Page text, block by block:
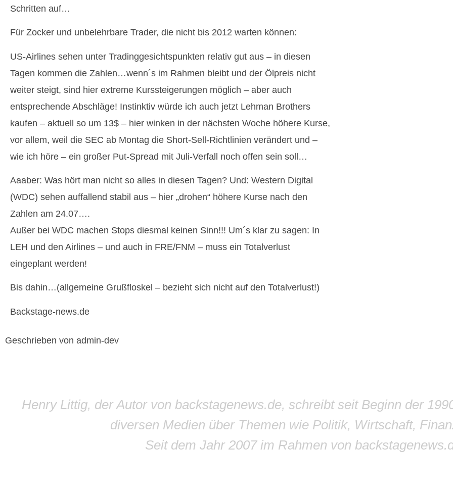
Schritten auf…
Für Zocker und unbelehrbare Trader, die nicht bis 2012 warten können:
US-Airlines sehen unter Tradinggesichtspunkten relativ gut aus – in diesen
Tagen kommen die Zahlen…wenn´s im Rahmen bleibt und der Ölpreis nicht
weiter steigt, sind hier extreme Kurssteigerungen möglich – aber auch
entsprechende Abschläge! Instinktiv würde ich auch jetzt Lehman Brothers
kaufen – aktuell so um 13$ – hier winken in der nächsten Woche höhere Kurse,
vor allem, weil die SEC ab Montag die Short-Sell-Richtlinien verändert und –
wie ich höre – ein großer Put-Spread mit Juli-Verfall noch offen sein soll…
Aaaber: Was hört man nicht so alles in diesen Tagen? Und: Western Digital
(WDC) sehen auffallend stabil aus – hier „drohen“ höhere Kurse nach den
Zahlen am 24.07….
Außer bei WDC machen Stops diesmal keinen Sinn!!! Um´s klar zu sagen: In
LEH und den Airlines – und auch in FRE/FNM – muss ein Totalverlust
eingeplant werden!
Bis dahin…(allgemeine Grußfloskel – bezieht sich nicht auf den Totalverlust!)
Backstage-news.de
Geschrieben von admin-dev
Henry Littig, der Autor von backstagenews.de, schreibt seit Beginn der
diversen Medien über Themen wie Politik, Wirtschaft,
Seit dem Jahr 2007 im Rahmen von